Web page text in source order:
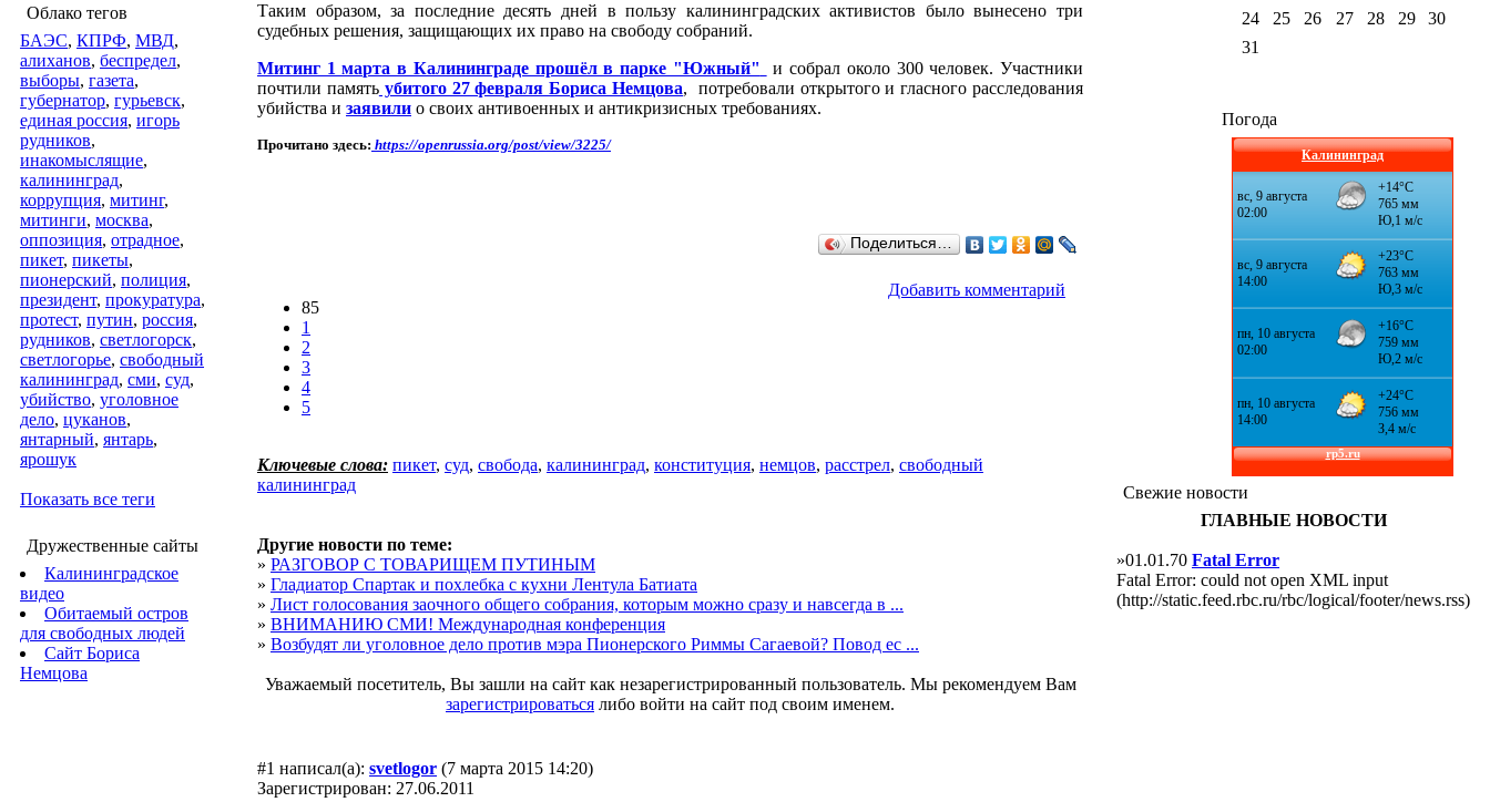
Облако тегов
БАЭС, КПРФ, МВД,
алиханов, беспредел,
выборы, газета,
губернатор, гурьевск,
единая россия, игорь
рудников,
инакомыслящие,
калининград,
коррупция, митинг,
митинги, москва,
оппозиция, отрадное,
пикет, пикеты,
пионерский, полиция,
президент, прокуратура,
протест, путин, россия,
рудников, светлогорск,
светлогорье, свободный
калининград, сми, суд,
убийство, уголовное
дело, цуканов,
янтарный, янтарь,
ярошук
Показать все теги
Дружественные сайты
Калининградское
видео
Обитаемый остров
для свободных людей
Сайт Бориса
Немцова
Таким образом, за последние десять дней в пользу калининградских активистов было вынесено три
судебных решения, защищающих их право на свободу собраний.
Митинг 1 марта в Калининграде прошёл в парке "Южный"
и собрал около 300 человек. Участники
почтили памятьубитого 27 февраля Бориса Немцова, потребовали открытого и гласного расследования
убийства и заявили о своих антивоенных и антикризисных требованиях.
Прочитано здесь: https://openrussia.org/post/view/3225/
Поделиться…
85
1
2
3
4
5
Добавить комментарий
Ключевые слова: пикет, суд, свобода, калининград, конституция, немцов, расстрел, свободный
калининград
Другие новости по теме:
» РАЗГОВОР С ТОВАРИЩЕМ ПУТИНЫМ
» Гладиатор Спартак и похлебка с кухни Лентула Батиата
» Лист голосования заочного общего собрания, которым можно сразу и навсегда в ...
» ВНИМАНИЮ СМИ! Международная конференция
» Возбудят ли уголовное дело против мэра Пионерского Риммы Сагаевой? Повод ес ...
Уважаемый посетитель, Вы зашли на сайт как незарегистрированный пользователь. Мы рекомендуем Вам
зарегистрироваться либо войти на сайт под своим именем.
#1 написал(а): svetlogor (7 марта 2015 14:20)
Зарегистрирован: 27.06.2011
24
25 26 27 28 29
30
31
Погода
Калининград
Свежие новости
ГЛАВНЫЕ НОВОСТИ
»01.01.70 Fatal Error
Fatal Error: could not open XML input
(http://static.feed.rbc.ru/rbc/logical/footer/news.rss)